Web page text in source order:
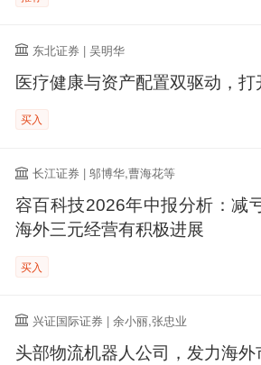
东北证券 | 吴明华
医疗健康与资产配置双驱动，打
买入
长江证券 | 邬博华,曹海花等
容百科技2026年中报分析：减
海外三元经营有积极进展
买入
兴证国际证券 | 余小丽,张忠业
头部物流机器人公司，发力海外